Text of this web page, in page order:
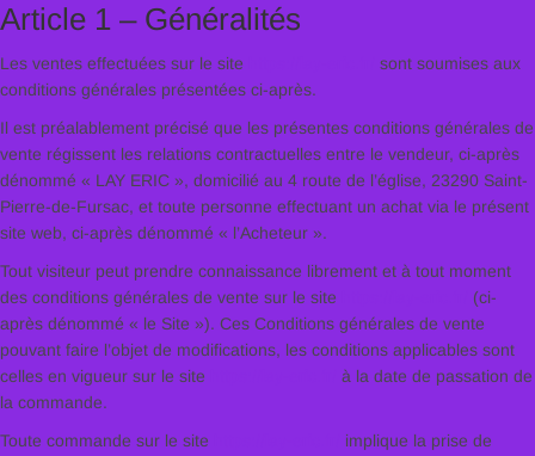
Article 1 – Généralités
Les ventes effectuées sur le site
sont soumises aux
conditions générales présentées ci-après.
Il est préalablement précisé que les présentes conditions générales de
vente régissent les relations contractuelles entre le vendeur, ci-après
dénommé « LAY ERIC », domicilié au 4 route de l’église, 23290 Saint-
Pierre-de-Fursac, et toute personne effectuant un achat via le présent
site web, ci-après dénommé « l’Acheteur ».
Tout visiteur peut prendre connaissance librement et à tout moment
des conditions générales de vente sur le site
(ci-
après dénommé « le Site »). Ces Conditions générales de vente
pouvant faire l’objet de modifications, les conditions applicables sont
celles en vigueur sur le site
à la date de passation de
la commande.
Toute commande sur le site
implique la prise de